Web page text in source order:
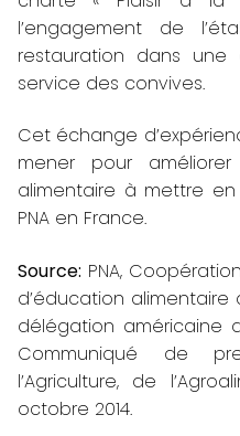
l’engagement de
restauration dans
service des convives.
Cet échange
mener pour
alimentaire à mettre
PNA en France.
Source: PNA,
d’éducation alimentaire
délégation américaine
Communiqué de
l’Agriculture, de
octobre 2014.